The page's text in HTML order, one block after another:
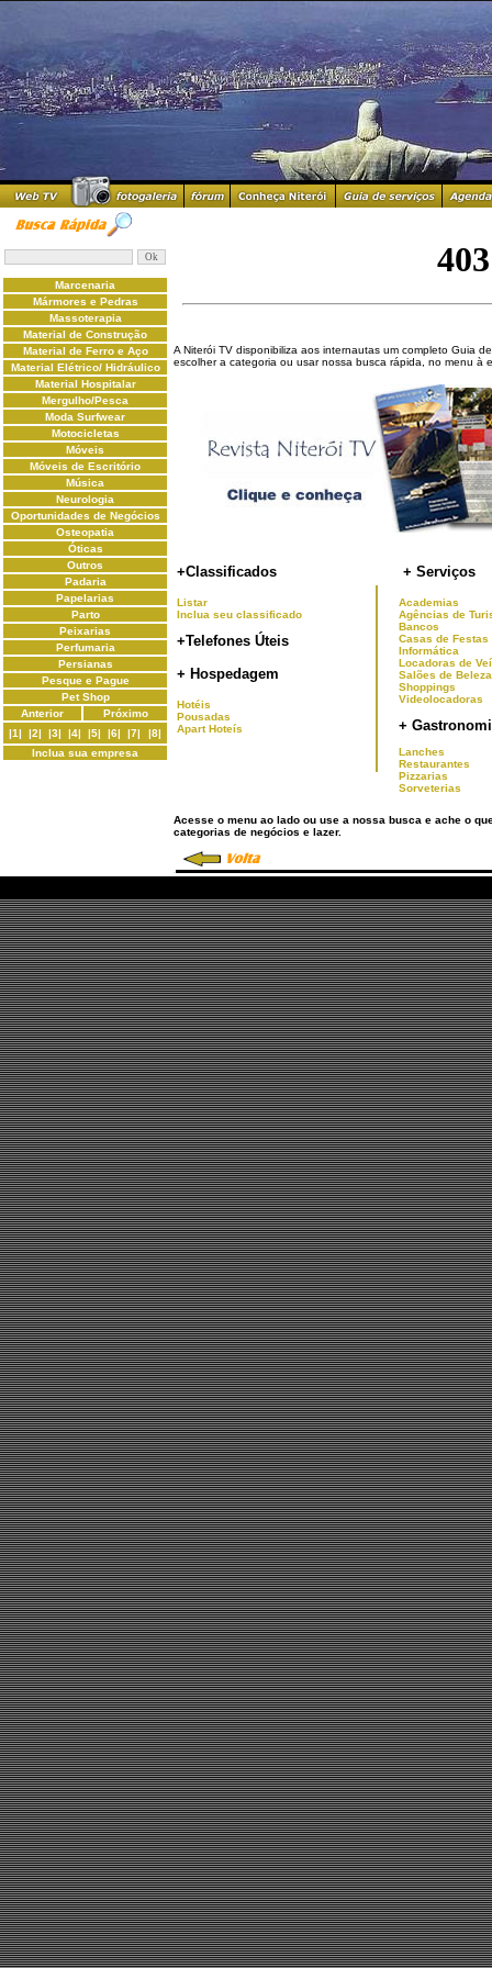
Marcenaria
Mármores e Pedras
Massoterapia
Material de Construção
Material de Ferro e Aço
Material Elétrico/ Hidráulico
Material Hospitalar
Mergulho/Pesca
Moda Surfwear
Motocicletas
Móveis
Móveis de Escritório
Música
Neurologia
Oportunidades de Negócios
Osteopatia
Óticas
Outros
Padaria
Papelarias
Parto
Peixarias
Perfumaria
Persianas
Pesque e Pague
Pet Shop
Anterior
Próximo
|1|
|2| |3| |4| |5| |6| |7|
|8|
Inclua sua empresa
A Niterói TV disponibiliza aos internautas um completo Guia
escolher a categoria ou usar nossa busca rápida, no menu à
+Classificados
Listar
Inclua seu classificado
+Telefones Úteis
+ Hospedagem
Hotéis
Pousadas
Apart Hoteís
+ Serviços
Academias
Agências de
Bancos
Casas de Festas
Informática
Locadoras de
Salões de Beleza
Shoppings
Videolocadoras
+
Lanches
Restaurantes
Pizzarias
Sorveterias
Acesse o menu ao lado ou use a nossa busca e ache o
categorias de negócios e lazer.